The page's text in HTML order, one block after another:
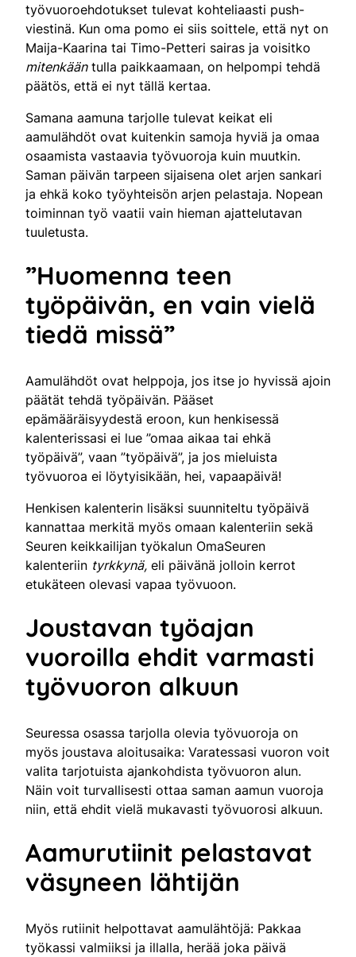
työvuoroehdotukset tulevat kohteliaasti push-
viestinä. Kun oma pomo ei siis soittele, että nyt on
Maija-Kaarina tai Timo-Petteri sairas ja voisitko
mitenkääntulla paikkaamaan, on helpompi tehdä
päätös, että ei nyt tällä kertaa.
Samana aamuna tarjolle tulevat keikat eli
aamulähdöt ovat kuitenkin samoja hyviä ja omaa
osaamista vastaavia työvuoroja kuin muutkin.
Saman päivän tarpeen sijaisena olet arjen sankari
ja ehkä koko työyhteisön arjen pelastaja. Nopean
toiminnan työ vaatii vain hieman ajattelutavan
tuuletusta.
”Huomenna teen
työpäivän, en vain vielä
tiedä missä”
Aamulähdöt ovat helppoja, jos itse jo hyvissä ajoin
päätät tehdä työpäivän. Pääset
epämääräisyydestä eroon, kun henkisessä
kalenterissasi ei lue ”omaa aikaa tai ehkä
työpäivä”, vaan ”työpäivä”, ja jos mieluista
työvuoroa ei löytyisikään, hei, vapaapäivä!
Henkisen kalenterin lisäksi suunniteltu työpäivä
kannattaa merkitä myös omaan kalenteriin sekä
Seuren keikkailijan työkalun OmaSeuren
kalenteriin tyrkkynä, eli päivänä jolloin kerrot
etukäteen olevasi vapaa työvuoon.
Joustavan työajan
vuoroilla ehdit varmasti
työvuoron alkuun
Seuressa osassa tarjolla olevia työvuoroja on
myös joustava aloitusaika: Varatessasi vuoron voit
valita tarjotuista ajankohdista työvuoron alun.
Näin voit turvallisesti ottaa saman aamun vuoroja
niin, että ehdit vielä mukavasti työvuorosi alkuun.
Aamurutiinit pelastavat
väsyneen lähtijän
Myös rutiinit helpottavat aamulähtöjä: Pakkaa
työkassi valmiiksi ja illalla, herää joka päivä